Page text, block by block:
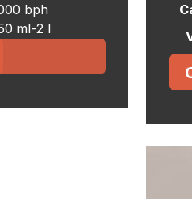
bph
ml-2 l